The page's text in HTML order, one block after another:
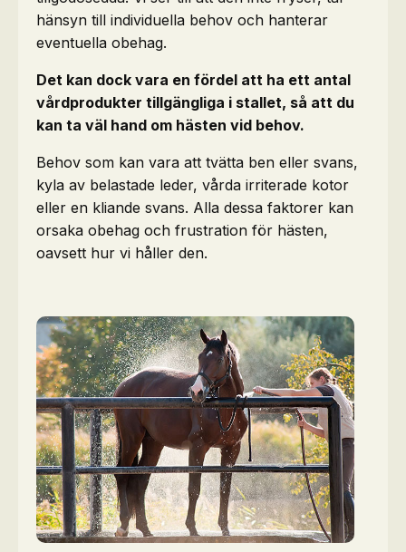
hänsyn till individuella behov och hanterar
eventuella obehag.
Det kan dock vara en fördel att ha ett antal
vårdprodukter tillgängliga i stallet, så att du
kan ta väl hand om hästen vid behov.
Behov som kan vara att tvätta ben eller svans,
kyla av belastade leder, vårda irriterade kotor
eller en kliande svans. Alla dessa faktorer kan
orsaka obehag och frustration för hästen,
oavsett hur vi håller den.